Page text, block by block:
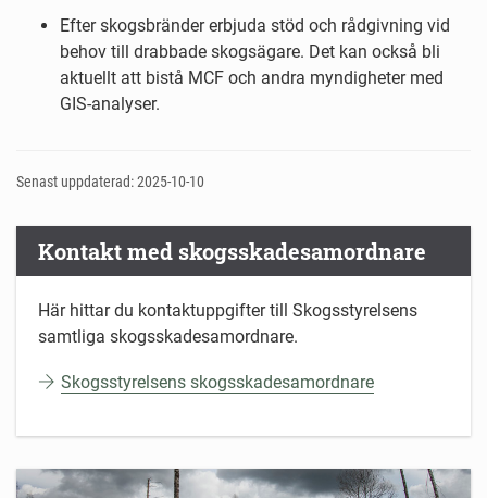
Efter skogsbränder erbjuda stöd och rådgivning vid
behov till drabbade skogsägare. Det kan också bli
aktuellt att bistå MCF och andra myndigheter med
GIS-analyser.
Senast uppdaterad: 2025-10-10
Kontakt med skogsskadesamordnare
Här hittar du kontaktuppgifter till Skogsstyrelsens
samtliga skogsskadesamordnare.
Skogsstyrelsens skogsskadesamordnare